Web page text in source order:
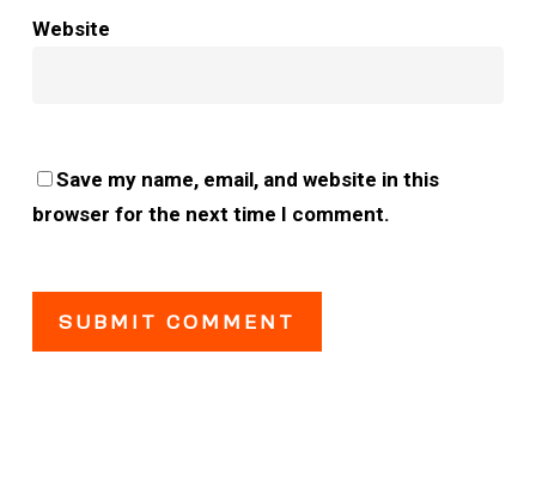
Website
Save my name, email, and website in this
browser for the next time I comment.